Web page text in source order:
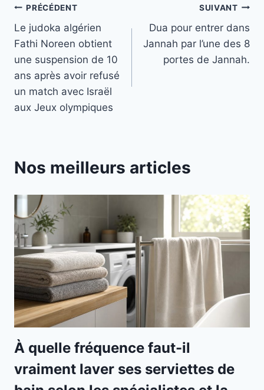
Navigation
de
l’article
PRÉCÉDENT
Le judoka algérien
Fathi Noreen obtient
une suspension de 10
ans après avoir refusé
un match avec Israël
aux Jeux olympiques
SUIVANT
Dua pour entrer dans
Jannah par l’une des 8
portes de Jannah.
Nos meilleurs articles
À quelle fréquence faut-il
vraiment laver ses serviettes de